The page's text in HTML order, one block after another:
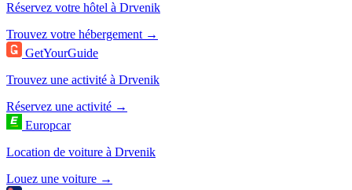
Réservez votre hôtel à Drvenik
Trouvez votre hébergement →
GetYourGuide
Trouvez une activité à Drvenik
Réservez une activité →
Europcar
Location de voiture à Drvenik
Louez une voiture →